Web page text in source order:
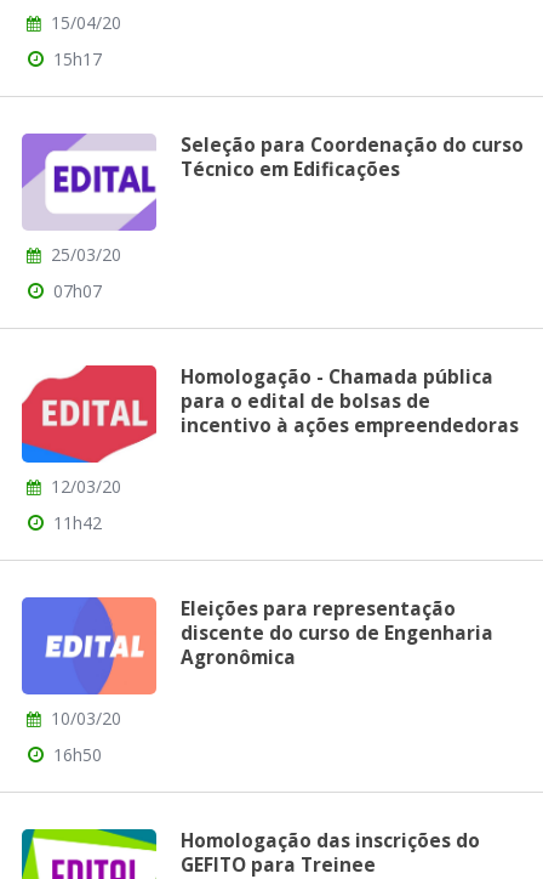
15/04/20
15h17
Seleção para Coordenação do curso
Técnico em Edificações
25/03/20
07h07
Homologação - Chamada pública
para o edital de bolsas de
incentivo à ações empreendedoras
12/03/20
11h42
Eleições para representação
discente do curso de Engenharia
Agronômica
10/03/20
16h50
Homologação das inscrições do
GEFITO para Treinee